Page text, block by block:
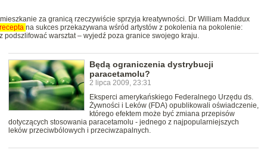
za granicą rzeczywiście sprzyja kreatywności. Dr William Maddux
recepta na sukces przekazywana wśród artystów z pokolenia na pokolenie:
warsztat – wyjedź poza granice swojego kraju.
Będą ograniczenia dystrybucji
paracetamolu?
2 lipca 2009, 23:31
Eksperci amerykańskiego Federalnego Urzędu ds.
Żywności i Leków (FDA) opublikowali oświadczenie,
którego efektem może być zmiana przepisów
dotyczących stosowania paracetamolu - jednego z najpopularniejszych
leków przeciwbólowych i przeciwzapalnych.